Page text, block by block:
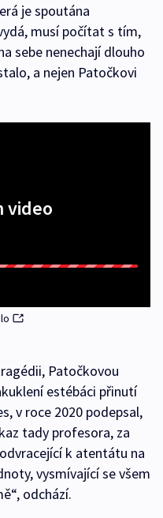
je spoutána
musí počítat s tím,
sebe nenechají dlouho
a nejen Patočkovi
video
Patočkovou
estébáci přinutí
v roce 2020 podepsal,
tady profesora, za
k atentátu na
vysmívající se všem
odchází.